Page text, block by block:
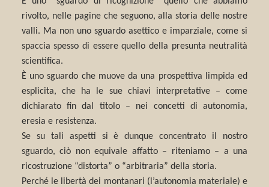
rivolto, nelle pagine che seguono, alla storia delle nostre
valli. Ma non uno sguardo asettico e imparziale, come si
spaccia spesso di essere quello della presunta neutralità
scientifica.
È uno sguardo che muove da una prospettiva limpida ed
esplicita, che ha le sue chiavi interpretative – come
dichiarato fin dal titolo – nei concetti di autonomia,
eresia e resistenza.
Se su tali aspetti si è dunque concentrato il nostro
sguardo, ciò non equivale affatto – riteniamo – a una
ricostruzione “distorta” o “arbitraria” della storia.
Perché le libertà dei montanari (l’autonomia materiale) e